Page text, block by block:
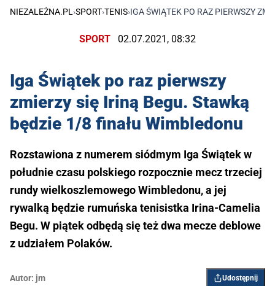
NIEZALEŻNA.PL›SPORT›TENIS›IGA ŚWIĄTEK PO RAZ PIERWSZY
SPORT 02.07.2021, 08:32
Iga Świątek po raz pierwszy
zmierzy się Iriną Begu. Stawką
będzie 1/8 finału Wimbledonu
Rozstawiona z numerem siódmym Iga Świątek w
południe czasu polskiego rozpocznie mecz trzeciej
rundy wielkoszlemowego Wimbledonu, a jej
rywalką będzie rumuńska tenisistka Irina-Camelia
Begu. W piątek odbędą się też dwa mecze deblowe
z udziałem Polaków.
Autor: jm Udostępnij